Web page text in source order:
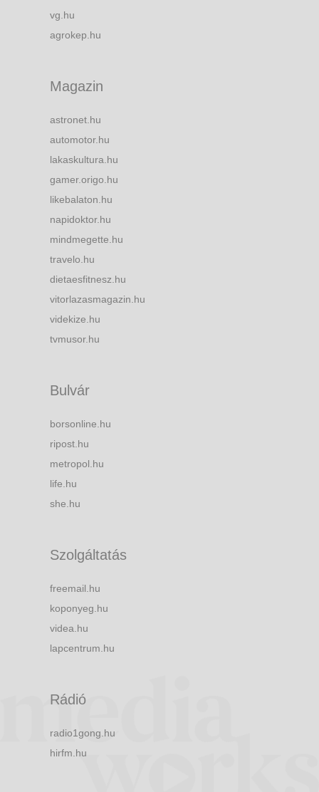
vg.hu
agrokep.hu
Magazin
astronet.hu
automotor.hu
lakaskultura.hu
gamer.origo.hu
likebalaton.hu
napidoktor.hu
mindmegette.hu
travelo.hu
dietaesfitnesz.hu
vitorlazasmagazin.hu
videkize.hu
tvmusor.hu
Bulvár
borsonline.hu
ripost.hu
metropol.hu
life.hu
she.hu
Szolgáltatás
freemail.hu
koponyeg.hu
videa.hu
lapcentrum.hu
Rádió
radio1gong.hu
hirfm.hu